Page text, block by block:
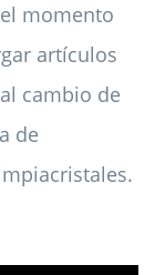
momento
artículos
cambio de
de